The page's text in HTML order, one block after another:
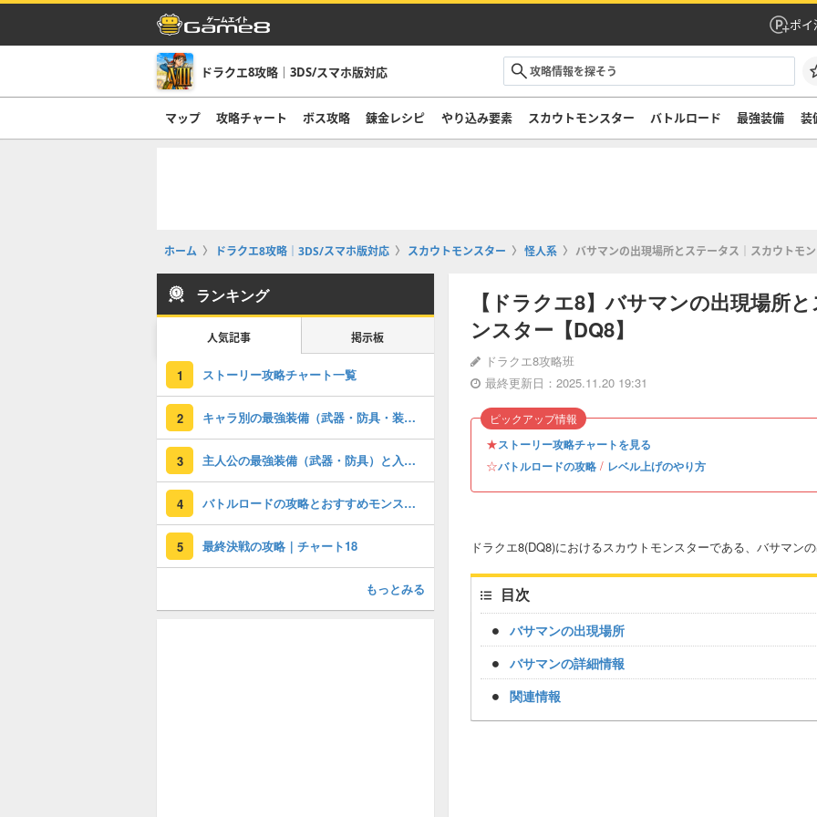
ポイ
ドラクエ8攻略｜3DS/スマホ版対応
マップ 攻略チャート ボス攻略 錬金レシピ やり込み要素 スカウトモンスター バトルロード 最強装備 装
ホーム ドラクエ8攻略｜3DS/スマホ版対応 スカウトモンスター 怪人系 バサマンの出現場所とステータス｜スカウトモ
【ドラクエ8】バサマンの出現場所
ンスター【DQ8】
ドラクエ8攻略班
最終更新日：2025.11.20 19:31
★ストーリー攻略チャートを見る
☆バトルロードの攻略 / レベル上げのやり方
ピックアップ情報
ドラクエ8(DQ8)におけるスカウトモンスターである、バサマン
目次
バサマンの出現場所
バサマンの詳細情報
関連情報
ランキング
人気記事 掲示板
1 ストーリー攻略チャート一覧
2 キャラ別の最強装備（武器・防具・装飾品）
3 主人公の最強装備（武器・防具）と入手方法
4 バトルロードの攻略とおすすめモンスター一覧
5 最終決戦の攻略｜チャート18
もっとみる